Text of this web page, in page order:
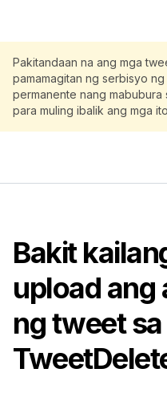
Pakitandaan na ang mga
pamamagitan ng serbisyo
permanente nang
para muling ibalik ang mga
Bakit
upload ang
ng tweet